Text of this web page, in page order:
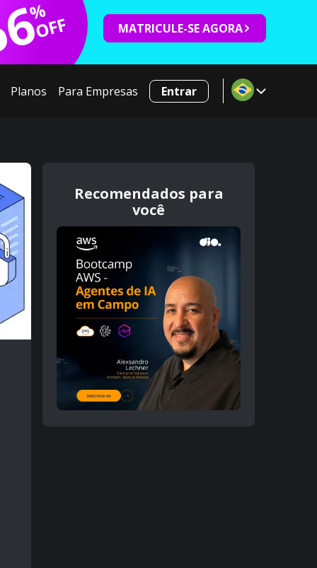
%
OFF MATRICULE-SE AGORA
Planos Para Empresas Entrar
Recomendados para
você